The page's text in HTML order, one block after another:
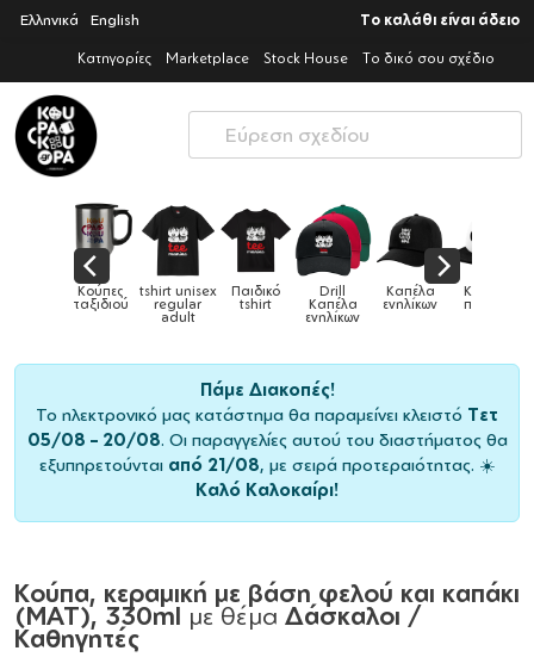
Ελληνικά English Το καλάθι είναι άδειο
Κατηγορίες Marketplace Stock House Το δικό σου σχέδιο
Drill
Καπέλα
Καπέλα
ενηλίκων
Καπέλα
παιδικά Κούπες Κούπες
ειδικές
Κούπες
χρωματιστές
Πάμε Διακοπές!
Το ηλεκτρονικό μας κατάστημα θα παραμείνει κλειστό Τετ
05/08 – 20/08. Οι παραγγελίες αυτού του διαστήματος θα
εξυπηρετούνται από 21/08, με σειρά προτεραιότητας. ☀️
Καλό Καλοκαίρι!
Κούπα, κεραμική με βάση φελού και καπάκι
(ΜΑΤ), 330ml με θέμα Δάσκαλοι /
Καθηγητές